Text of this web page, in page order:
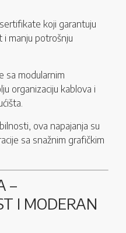
koji garantuju
manju potrošnju
sa modularnim
organizaciju kablova i
ova napajanja su
sa snažnim grafičkim
–
I MODERAN